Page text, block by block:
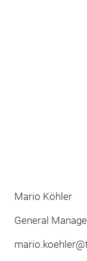
Mario Köhler
General